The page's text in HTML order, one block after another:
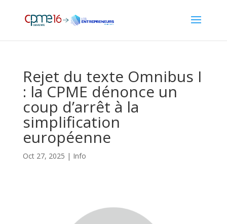
Rejet du texte Omnibus I
: la CPME dénonce un
coup d’arrêt à la
simplification
européenne
Oct 27, 2025 | Info